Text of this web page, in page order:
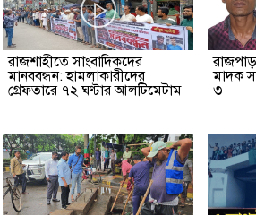
রাজশাহীতে সাংবাদিকদের
মানববন্ধন: হামলাকারীদের
গ্রেফতারে ৭২ ঘণ্টার আলটিমেটাম
মাদক
৩